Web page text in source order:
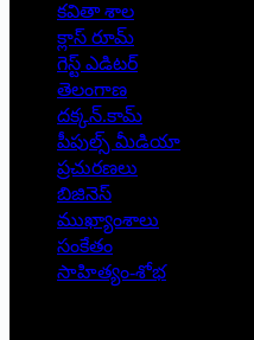
కవితా శాల
క్లాస్ రూమ్
గెస్ట్ ఎడిటర్
తెలంగాణ
దక్కన్.కామ్
పీపుల్స్ ‌మీడియా
ప్రచురణలు
బిజినెస్
ముఖ్యాంశాలు
సంకేతం
సాహిత్యం-శోభ